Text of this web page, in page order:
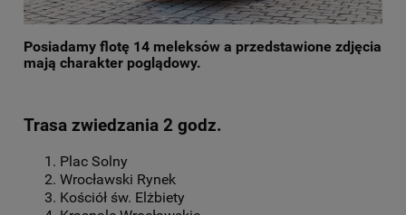
Posiadamy flotę 14 meleksów a przedstawione zdjęcia
mają charakter poglądowy.
Trasa zwiedzania 2 godz.
Plac Solny
Wrocławski Rynek
Kościół św. Elżbiety